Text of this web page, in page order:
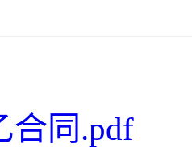
合同.pdf